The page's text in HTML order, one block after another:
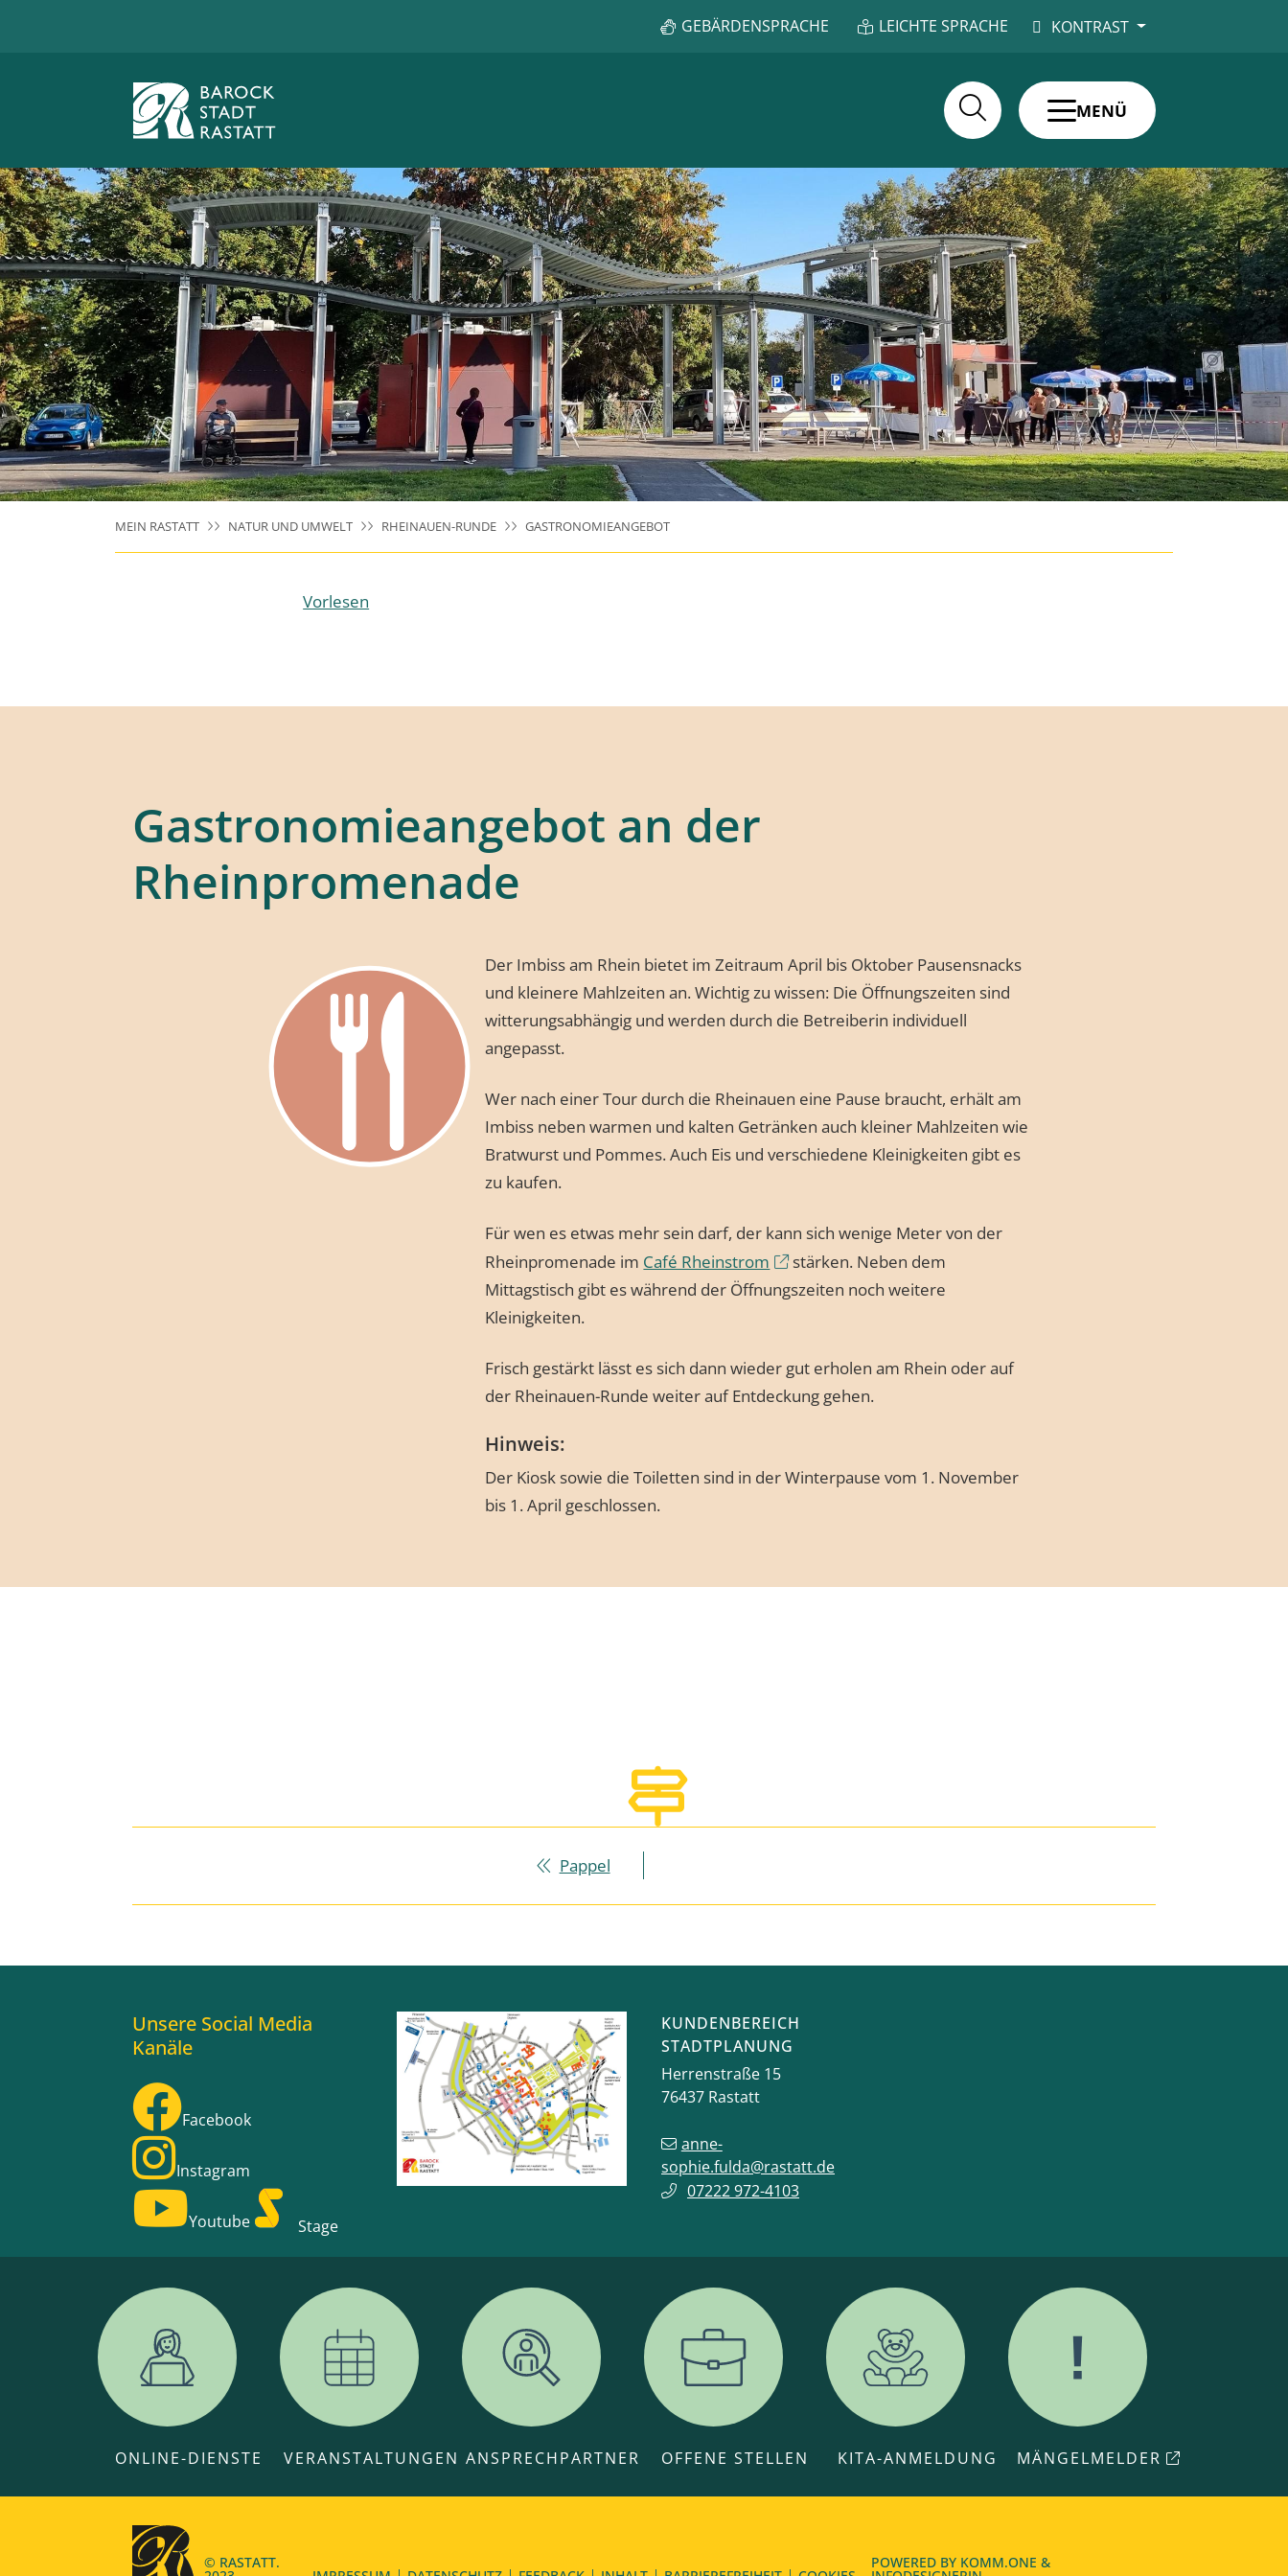
GEBÄRDENSPRACHE LEICHTE SPRACHE KONTRAST
MENÜ
MEIN RASTATT NATUR UND UMWELT RHEINAUEN-RUNDE GASTRONOMIEANGEBOT
Vorlesen
Gastronomieangebot an der
Rheinpromenade
Der Imbiss am Rhein bietet im Zeitraum April bis Oktober Pausensnacks
und kleinere Mahlzeiten an. Wichtig zu wissen: Die Öffnungszeiten sind
witterungsabhängig und werden durch die Betreiberin individuell
angepasst.
Wer nach einer Tour durch die Rheinauen eine Pause braucht, erhält am
Imbiss neben warmen und kalten Getränken auch kleiner Mahlzeiten wie
Bratwurst und Pommes. Auch Eis und verschiedene Kleinigkeiten gibt es
zu kaufen.
Für wen es etwas mehr sein darf, der kann sich wenige Meter von der
Rheinpromenade im Café Rheinstrom
stärken. Neben dem
Mittagstisch gibt es während der Öffnungszeiten noch weitere
Kleinigkeiten.
Frisch gestärkt lässt es sich dann wieder gut erholen am Rhein oder auf
der Rheinauen-Runde weiter auf Entdeckung gehen.
Hinweis:
Der Kiosk sowie die Toiletten sind in der Winterpause vom 1. November
bis 1. April geschlossen.
Pappel
Unsere Social Media
Kanäle
Facebook
Instagram
Youtube Stage
KUNDENBEREICH
STADTPLANUNG
Herrenstraße 15
76437 Rastatt
anne-
sophie.fulda@rastatt.de
07222 972-4103
ONLINE-DIENSTE VERANSTALTUNGEN ANSPRECHPARTNER OFFENE STELLEN KITA-ANMELDUNG MÄNGELMELDER
© RASTATT. POWERED BY KOMM.ONE &